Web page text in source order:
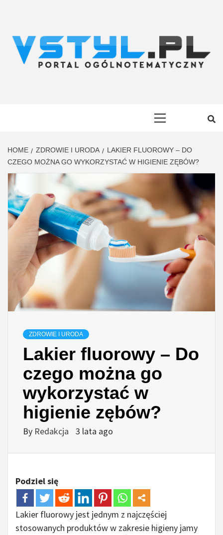
HOME ZDROWIE I URODA
LAKIER FLUOROWY – DO
CZEGO MOŻNA GO WYKORZYSTAĆ W HIGIENIE ZĘBÓW?
ZDROWIE I URODA
Lakier fluorowy – Do
czego można go
wykorzystać w
higienie zębów?
By Redakcja 3 lata ago
Podziel się
Lakier fluorowy jest jednym z najczęściej
stosowanych produktów w zakresie higieny jamy